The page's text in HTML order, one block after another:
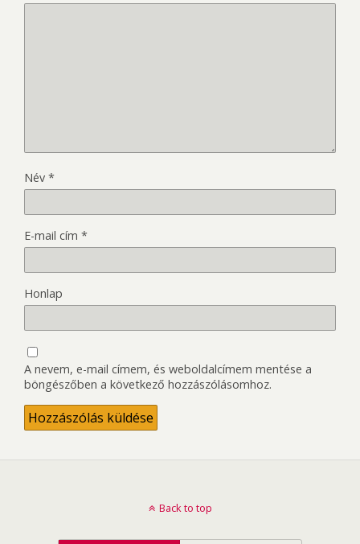
Név *
E-mail cím *
Honlap
A nevem, e-mail címem, és weboldalcímem mentése a
böngészőben a következő hozzászólásomhoz.
Back to top